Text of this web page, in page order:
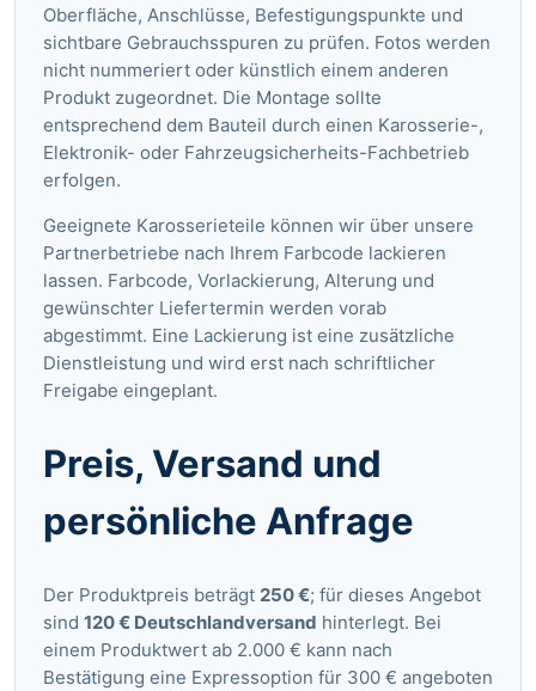
Oberfläche, Anschlüsse, Befestigungspunkte und
sichtbare Gebrauchsspuren zu prüfen. Fotos werden
nicht nummeriert oder künstlich einem anderen
Produkt zugeordnet. Die Montage sollte
entsprechend dem Bauteil durch einen Karosserie-,
Elektronik- oder Fahrzeugsicherheits-Fachbetrieb
erfolgen.
Geeignete Karosserieteile können wir über unsere
Partnerbetriebe nach Ihrem Farbcode lackieren
lassen. Farbcode, Vorlackierung, Alterung und
gewünschter Liefertermin werden vorab
abgestimmt. Eine Lackierung ist eine zusätzliche
Dienstleistung und wird erst nach schriftlicher
Freigabe eingeplant.
Preis, Versand und
persönliche Anfrage
Der Produktpreis beträgt 250 €; für dieses Angebot
sind 120 € Deutschlandversand hinterlegt. Bei
einem Produktwert ab 2.000 € kann nach
Bestätigung eine Expressoption für 300 € angeboten